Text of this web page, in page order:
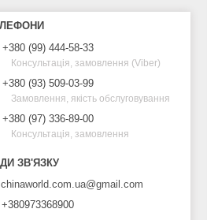
+380 (99) 444-58-33
Консультація, замовлення (Viber)
+380 (93) 509-03-99
Замовлення, якість обслуговування
+380 (97) 336-89-00
Консультація, замовлення
chinaworld.com.ua@gmail.com
+380973368900